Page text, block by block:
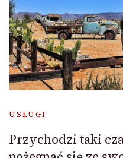
USŁUGI
Przychodzi taki